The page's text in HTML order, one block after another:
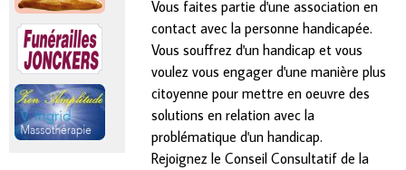
Vous faites partie d'une association en
contact avec la personne handicapée.
Vous souffrez d'un handicap et vous
voulez vous engager d'une manière plus
citoyenne pour mettre en oeuvre des
solutions en relation avec la
problématique d'un handicap.
Rejoignez le Conseil Consultatif de la